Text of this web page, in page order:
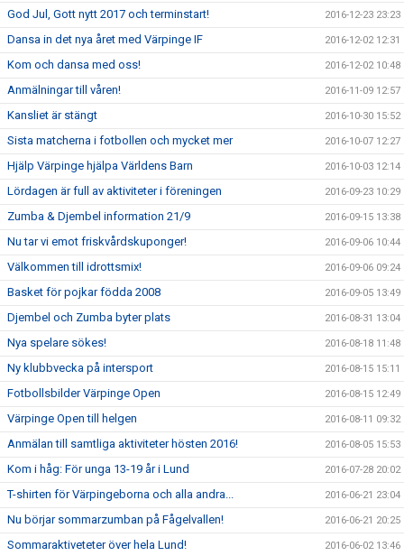
God Jul, Gott nytt 2017 och terminstart! 2016-12-23 23:23
Dansa in det nya året med Värpinge IF 2016-12-02 12:31
Kom och dansa med oss! 2016-12-02 10:48
Anmälningar till våren! 2016-11-09 12:57
Kansliet är stängt 2016-10-30 15:52
Sista matcherna i fotbollen och mycket mer 2016-10-07 12:27
Hjälp Värpinge hjälpa Världens Barn 2016-10-03 12:14
Lördagen är full av aktiviteter i föreningen 2016-09-23 10:29
Zumba & Djembel information 21/9 2016-09-15 13:38
Nu tar vi emot friskvårdskuponger! 2016-09-06 10:44
Välkommen till idrottsmix! 2016-09-06 09:24
Basket för pojkar födda 2008 2016-09-05 13:49
Djembel och Zumba byter plats 2016-08-31 13:04
Nya spelare sökes! 2016-08-18 11:48
Ny klubbvecka på intersport 2016-08-15 15:11
Fotbollsbilder Värpinge Open 2016-08-15 12:49
Värpinge Open till helgen 2016-08-11 09:32
Anmälan till samtliga aktiviteter hösten 2016! 2016-08-05 15:53
Kom i håg: För unga 13-19 år i Lund 2016-07-28 20:02
T-shirten för Värpingeborna och alla andra... 2016-06-21 23:04
Nu börjar sommarzumban på Fågelvallen! 2016-06-21 20:25
Sommaraktiveteter över hela Lund! 2016-06-02 13:46